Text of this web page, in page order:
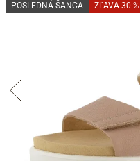
POSLEDNÁ ŠANCA ZĽAVA 30 %